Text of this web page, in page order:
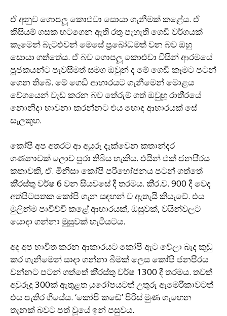
ඒ අනුව ගොපලූ කොළුවා සොයා ගැනීමක් කළේය. ඒ
කිසියම් ගසක හටගෙන ඇති රතු පැහැති ගෙඩි වර්ගයක්
කෑමෙන් බැටළුවන් මෙසේ ප‍්‍රබෝධමත් වන බව ඔහු
සොයා ගත්තේය. ඒ බව ගොපලූ කොළුවා විසින් ආරමයේ
පූජකයන්ට පැවසීමත් සමග ඔවුන් ද මේ ගෙඩි කෑමට පටන්
ගෙන තිබේ. මේ ගෙඩි ආහාරයට ගැනීමෙන් මොළය
වේගයෙන් වැඩ කරන බව තේරුම් ගත් ඔවුහූ රාති‍්‍රයේ
නොනිදා භාවනා කරන්නට එය හොඳ ආහාරයක් සේ
සැලකූහ.
කෝපි අප අතරට ආ අයුරු දැක්වෙන කතාන්දර
ගණනාවක් ලොව පුරා තිබිය හැකිය. එයින් එක් ජනපි‍්‍රය
කතාවකි, ඒ. මිනිසා කෝපි පරිභෝජනය පටන් ගත්තේ
කි‍්‍රස්තු වර්ෂ 6 වන සියවසේ දී තරමය. කි‍්‍ර.ව. 900 දී වෙද
අත්පිටපතක කෝපි ගැන සඳහන් ව ඇතැයි කියැවේ. එය
මුලින්ම පාවිච්චි කළේ ආහාරයක්, ඔසුවක්, වයින්වලට
යොදා ගන්නා මුසුවක් හැටියටය.
අද අප භාවිත කරන ආකාරයට කෝපි ඇට වේලා බැද කුඩු
කර ගැනීමෙන් සාදා ගන්නා බීමක් ලෙස කෝපි ජනපි‍්‍රය
වන්නට පටන් ගත්තේ කි‍්‍රස්තු වර්ෂ 1300 දී තරමය. තවත්
අවුරුදු 300ක් ඇතුළත යුරෝපයටත් උතුරු ඇමෙරිකාවටත්
එය පැතිර ගියේය. ‘කෝපි කඬේ’ පිරිස් මුණ ගැහෙන
තැනක් බවට පත් වූයේ ඉන් පසුවය.